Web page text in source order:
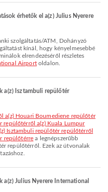
érhetők el a(z) Julius Nyerere
kínál, hogy kényelmesebbé
elrendezéséről részletes
Airportoldalon.
a(z) Isztambuli repülőtér
repülőtérről a(z) Kuala Lumpur
Isztambuli repülőtér repülőtérről
repülőtérre a legnépszerűbb
repülőtérről. Ezek az útvonalak
a(z) Julius Nyerere International